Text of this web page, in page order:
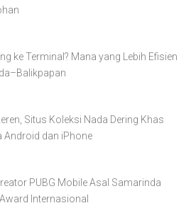
ke Terminal? Mana yang Lebih Efisien
Situs Koleksi Nada Dering Khas
Android dan iPhone
PUBG Mobile Asal Samarinda
Internasional